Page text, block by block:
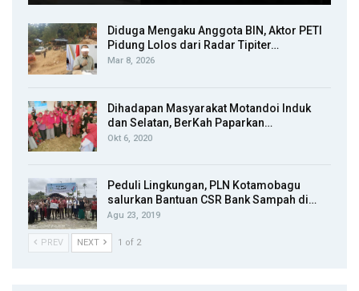
Diduga Mengaku Anggota BIN, Aktor PETI
Pidung Lolos dari Radar Tipiter…
Mar 8, 2026
Dihadapan Masyarakat Motandoi Induk
dan Selatan, BerKah Paparkan…
Okt 6, 2020
Peduli Lingkungan, PLN Kotamobagu
salurkan Bantuan CSR Bank Sampah di…
Agu 23, 2019
PREV NEXT 1 of 2